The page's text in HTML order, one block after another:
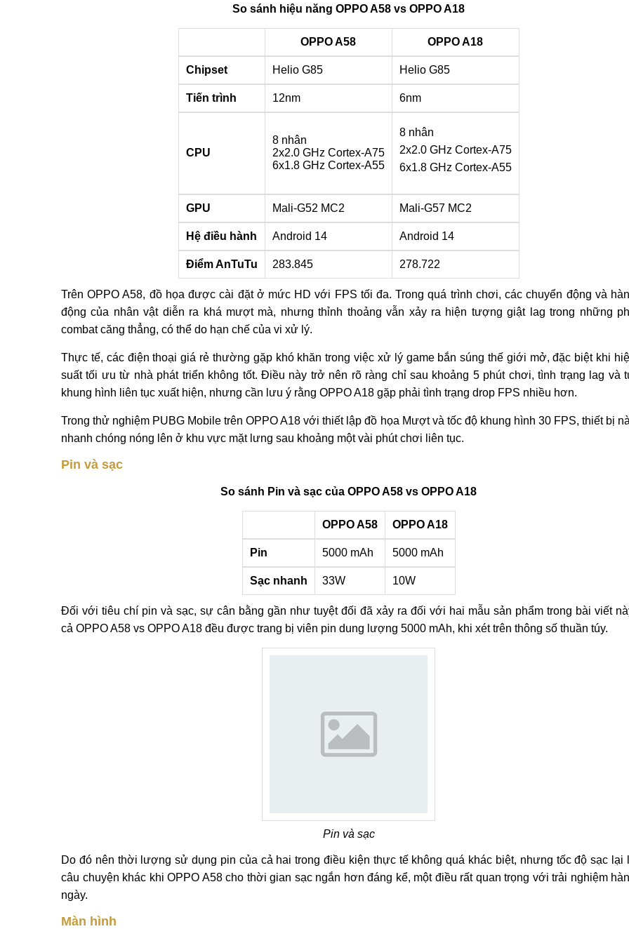
So sánh hiệu năng OPPO A58 vs OPPO A18
OPPO A58 OPPO A18
Chipset Helio G85 Helio G85
Tiến trình 12nm 6nm
CPU
8 nhân
2x2.0 GHz Cortex-A75
6x1.8 GHz Cortex-A55
8 nhân
2x2.0 GHz Cortex-A75
6x1.8 GHz Cortex-A55
GPU Mali-G52 MC2 Mali-G57 MC2
Hệ điều hành Android 14 Android 14
Điểm AnTuTu 283.845 278.722
Trên OPPO A58, đồ họa được cài đặt ở mức HD với FPS tối đa. Trong quá trình chơi, các chuyển động và
động của nhân vật diễn ra khá mượt mà, nhưng thỉnh thoảng vẫn xảy ra hiện tượng giật lag trong những
combat căng thẳng, có thể do hạn chế của vi xử lý.
Thực tế, các điện thoại giá rẻ thường gặp khó khăn trong việc xử lý game bắn súng thế giới mở, đặc biệt khi
suất tối ưu từ nhà phát triển không tốt. Điều này trở nên rõ ràng chỉ sau khoảng 5 phút chơi, tình trạng lag và
khung hình liên tục xuất hiện, nhưng cần lưu ý rằng OPPO A18 gặp phải tình trạng drop FPS nhiều hơn.
Trong thử nghiệm PUBG Mobile trên OPPO A18 với thiết lập đồ họa Mượt và tốc độ khung hình 30 FPS, thiết bị
nhanh chóng nóng lên ở khu vực mặt lưng sau khoảng một vài phút chơi liên tục.
Pin và sạc
So sánh Pin và sạc của OPPO A58 vs OPPO A18
OPPO A58 OPPO A18
Pin 5000 mAh 5000 mAh
Sạc nhanh 33W 10W
Đối với tiêu chí pin và sạc, sự cân bằng gần như tuyệt đối đã xảy ra đối với hai mẫu sản phẩm trong bài viết
cả OPPO A58 vs OPPO A18 đều được trang bị viên pin dung lượng 5000 mAh, khi xét trên thông số thuần túy.
Pin và sạc
Do đó nên thời lượng sử dụng pin của cả hai trong điều kiện thực tế không quá khác biệt, nhưng tốc độ sạc lại
câu chuyện khác khi OPPO A58 cho thời gian sạc ngắn hơn đáng kể, một điều rất quan trọng với trải nghiệm
ngày.
Màn hình